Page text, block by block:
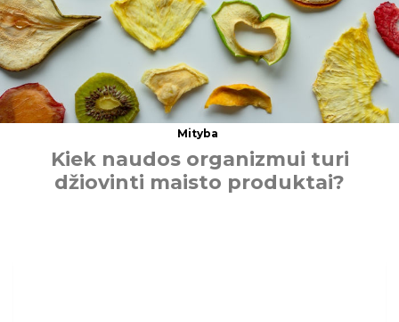
Mityba
Kiek naudos organizmui turi
džiovinti maisto produktai?